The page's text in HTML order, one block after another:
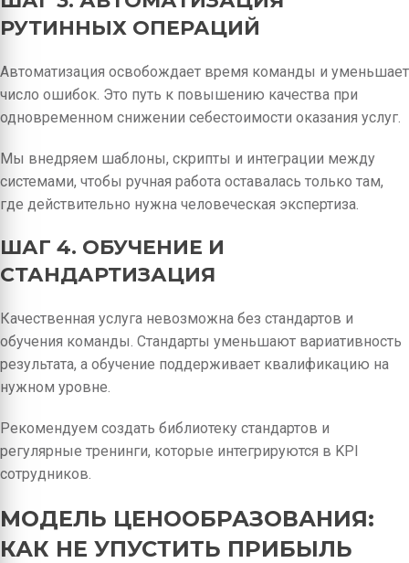
РУТИННЫХ ОПЕРАЦИЙ
Автоматизация освобождает время команды и уменьшает
число ошибок. Это путь к повышению качества при
одновременном снижении себестоимости оказания услуг.
Мы внедряем шаблоны, скрипты и интеграции между
системами, чтобы ручная работа оставалась только там,
где действительно нужна человеческая экспертиза.
ШАГ 4. ОБУЧЕНИЕ И
СТАНДАРТИЗАЦИЯ
Качественная услуга невозможна без стандартов и
обучения команды. Стандарты уменьшают вариативность
результата, а обучение поддерживает квалификацию на
нужном уровне.
Рекомендуем создать библиотеку стандартов и
регулярные тренинги, которые интегрируются в KPI
сотрудников.
МОДЕЛЬ ЦЕНООБРАЗОВАНИЯ:
КАК НЕ УПУСТИТЬ ПРИБЫЛЬ